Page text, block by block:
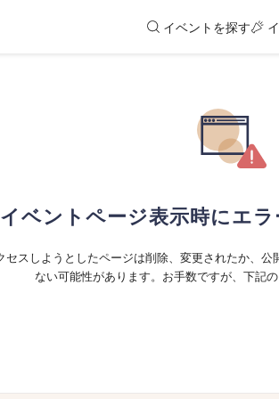
イベントを探す
イベントページ表示時にエラ
セスしようとしたページは削除、変更されたか、公
ない可能性があります。お手数ですが、下記